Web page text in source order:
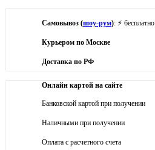
Самовывоз (шоу-рум): ⚡ бесплатно
Курьером по Москве
Доставка по РФ
Онлайн картой на сайте
Банковской картой при получении
Наличными при получении
Оплата с расчетного счета